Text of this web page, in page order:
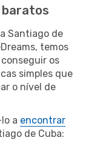
baratos
Santiago de
temos
os
simples que
o nível de
a encontrar
de Cuba: